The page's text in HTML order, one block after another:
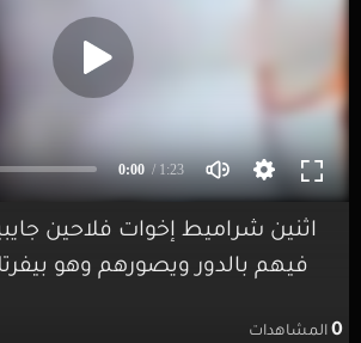
0:00 / 1:23
اثنين شراميط إخوات فلاحين
فيهم بالدور ويصورهم وهو
0المشاهدات